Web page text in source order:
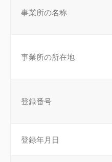
事業所の名称
事業所の所在地
登録番号
登録年月日